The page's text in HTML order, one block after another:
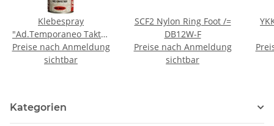
Klebespray
"Ad.Temporaneo Takter
650" Dose á 500ml
Preise nach Anmeldung
sichtbar
SCF2 Nylon Ring Foot /=
DB12W-F
Preise nach Anmeldung
sichtbar
Kategorien